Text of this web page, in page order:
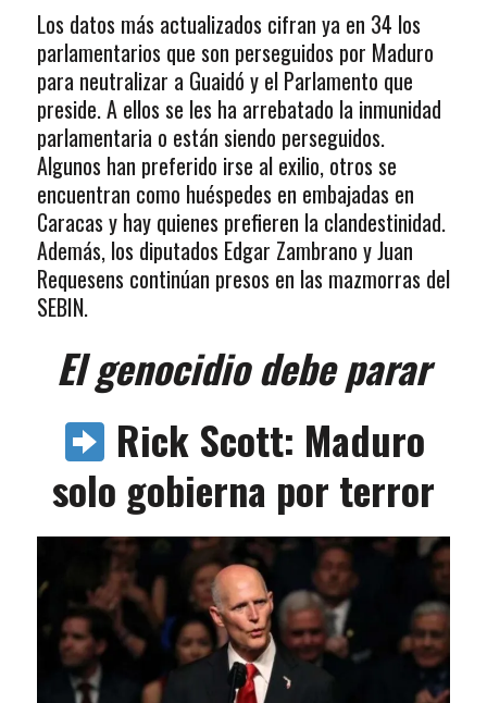
Los datos más actualizados cifran ya en 34 los
parlamentarios que son perseguidos por Maduro
para neutralizar a Guaidó y el Parlamento que
preside. A ellos se les ha arrebatado la inmunidad
parlamentaria o están siendo perseguidos.
Algunos han preferido irse al exilio, otros se
encuentran como huéspedes en embajadas en
Caracas y hay quienes prefieren la clandestinidad.
Además, los diputados Edgar Zambrano y Juan
Requesens continúan presos en las mazmorras del
SEBIN.
El genocidio debe parar
Rick Scott: Maduro
solo gobierna por terror